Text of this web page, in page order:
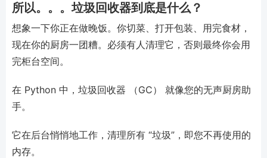
所以。。。垃圾回收器到底是什么？
想象一下你正在做晚饭。你切菜、打开包装、用完食材，
现在你的厨房一团糟。必须有人清理它，否则最终你会用
完柜台空间。
在 Python 中，垃圾回收器 （GC） 就像您的无声厨房助
手。
它在后台悄悄地工作，清理所有 “垃圾”，即您不再使用的
内存。